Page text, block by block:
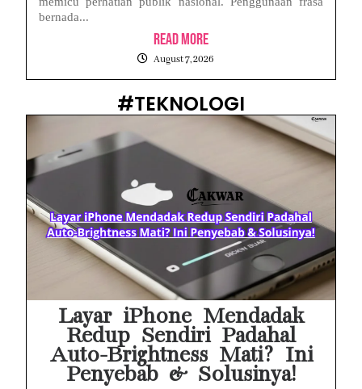
bernada...
Read More
August 7, 2026
#TEKNOLOGI
Layar iPhone Mendadak
Redup Sendiri Padahal
Auto-Brightness Mati? Ini
Penyebab & Solusinya!